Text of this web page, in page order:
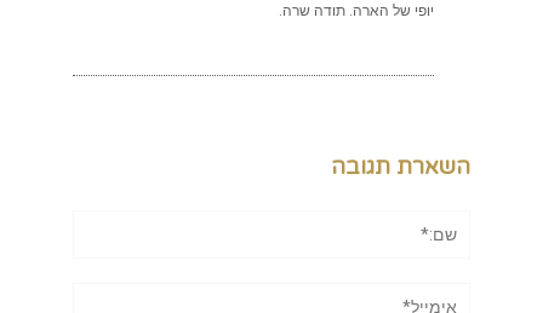
יופי של הארה. תודה שרה.
השארת תגובה